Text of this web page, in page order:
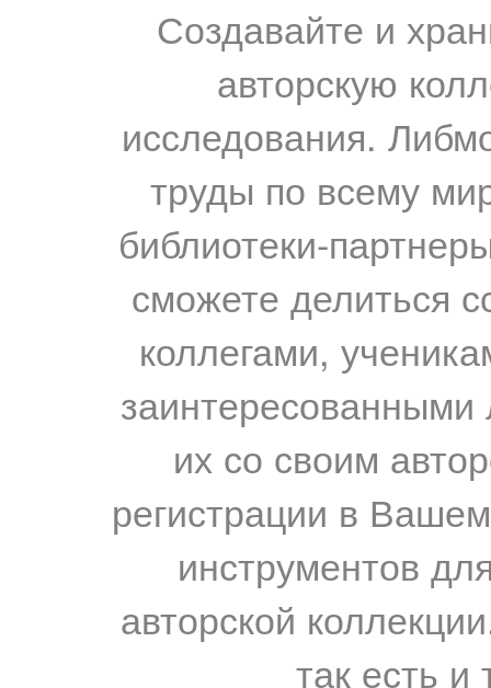
Создавайте и
авторскую
исследования.
труды по всему
библиотеки-
сможете делиться
коллегами,
их со своим
регистрации в
инструментов
авторской
так есть и